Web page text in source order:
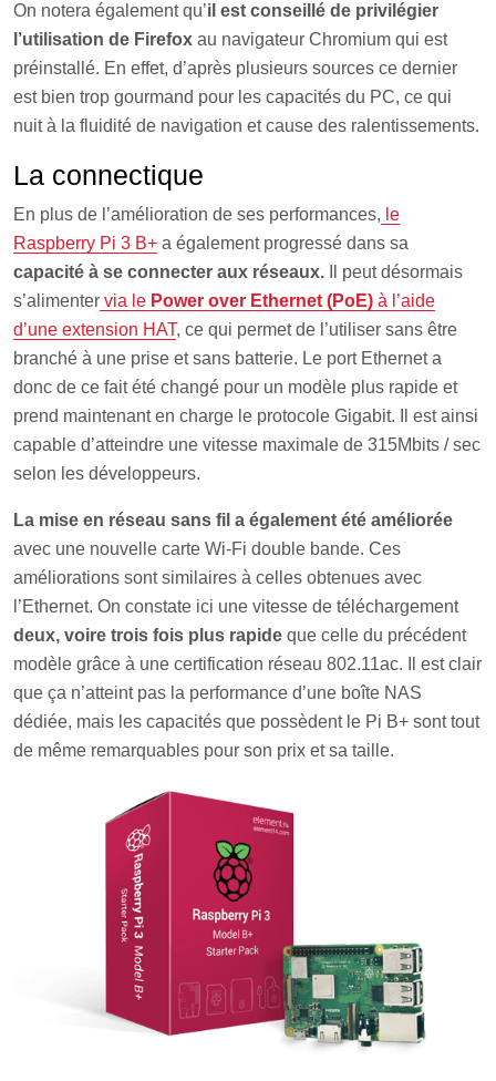
On notera également qu’il est conseillé de privilégier
l’utilisation de Firefox au navigateur Chromium qui est
préinstallé. En effet, d’après plusieurs sources ce dernier
est bien trop gourmand pour les capacités du PC, ce qui
nuit à la fluidité de navigation et cause des ralentissements.
La connectique
En plus de l’amélioration de ses performances, le
Raspberry Pi 3 B+ a également progressé dans sa
capacité à se connecter aux réseaux. Il peut désormais
s’alimenter via le Power over Ethernet (PoE) à l’aide
d’une extension HAT, ce qui permet de l’utiliser sans être
branché à une prise et sans batterie. Le port Ethernet a
donc de ce fait été changé pour un modèle plus rapide et
prend maintenant en charge le protocole Gigabit. Il est ainsi
capable d’atteindre une vitesse maximale de 315Mbits / sec
selon les développeurs.
La mise en réseau sans fil a également été améliorée
avec une nouvelle carte Wi-Fi double bande. Ces
améliorations sont similaires à celles obtenues avec
l’Ethernet. On constate ici une vitesse de téléchargement
deux, voire trois fois plus rapide que celle du précédent
modèle grâce à une certification réseau 802.11ac. Il est clair
que ça n’atteint pas la performance d’une boîte NAS
dédiée, mais les capacités que possèdent le Pi B+ sont tout
de même remarquables pour son prix et sa taille.